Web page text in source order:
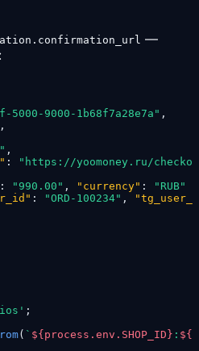
—
5000-9000-1b68f7a28e7a" ,
,
,
:
"https://yoomoney.ru/
: "990.00" , "currency" : "RUB"
: "ORD-100234" ,
;
( ` ${process.env.SHOP_ID} :